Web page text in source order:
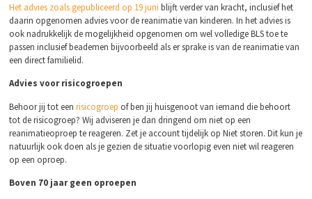
Het advies zoals gepubliceerd op 19 juni blijft verder van kracht, inclusief het
daarin opgenomen advies voor de reanimatie van kinderen. In het advies is
ook nadrukkelijk de mogelijkheid opgenomen om wel volledige BLS toe te
passen inclusief beademen bijvoorbeeld als er sprake is van de reanimatie van
een direct familielid.
Advies voor risicogroepen
Behoor jij tot eenrisicogroep of ben jij huisgenoot van iemand die behoort
tot de risicogroep? Wij adviseren je dan dringend om niet op een
reanimatieoproep te reageren. Zet je account tijdelijk op Niet storen. Dit kun je
natuurlijk ook doen als je gezien de situatie voorlopig even niet wil reageren
op een oproep.
Boven 70 jaar geen oproepen